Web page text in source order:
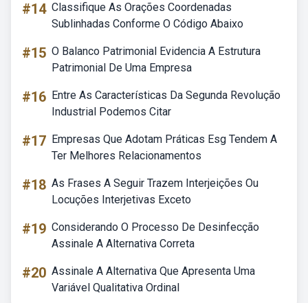
#14 Classifique As Orações Coordenadas
Sublinhadas Conforme O Código Abaixo
#15 O Balanco Patrimonial Evidencia A Estrutura
Patrimonial De Uma Empresa
#16 Entre As Características Da Segunda Revolução
Industrial Podemos Citar
#17 Empresas Que Adotam Práticas Esg Tendem A
Ter Melhores Relacionamentos
#18 As Frases A Seguir Trazem Interjeições Ou
Locuções Interjetivas Exceto
#19 Considerando O Processo De Desinfecção
Assinale A Alternativa Correta
#20 Assinale A Alternativa Que Apresenta Uma
Variável Qualitativa Ordinal